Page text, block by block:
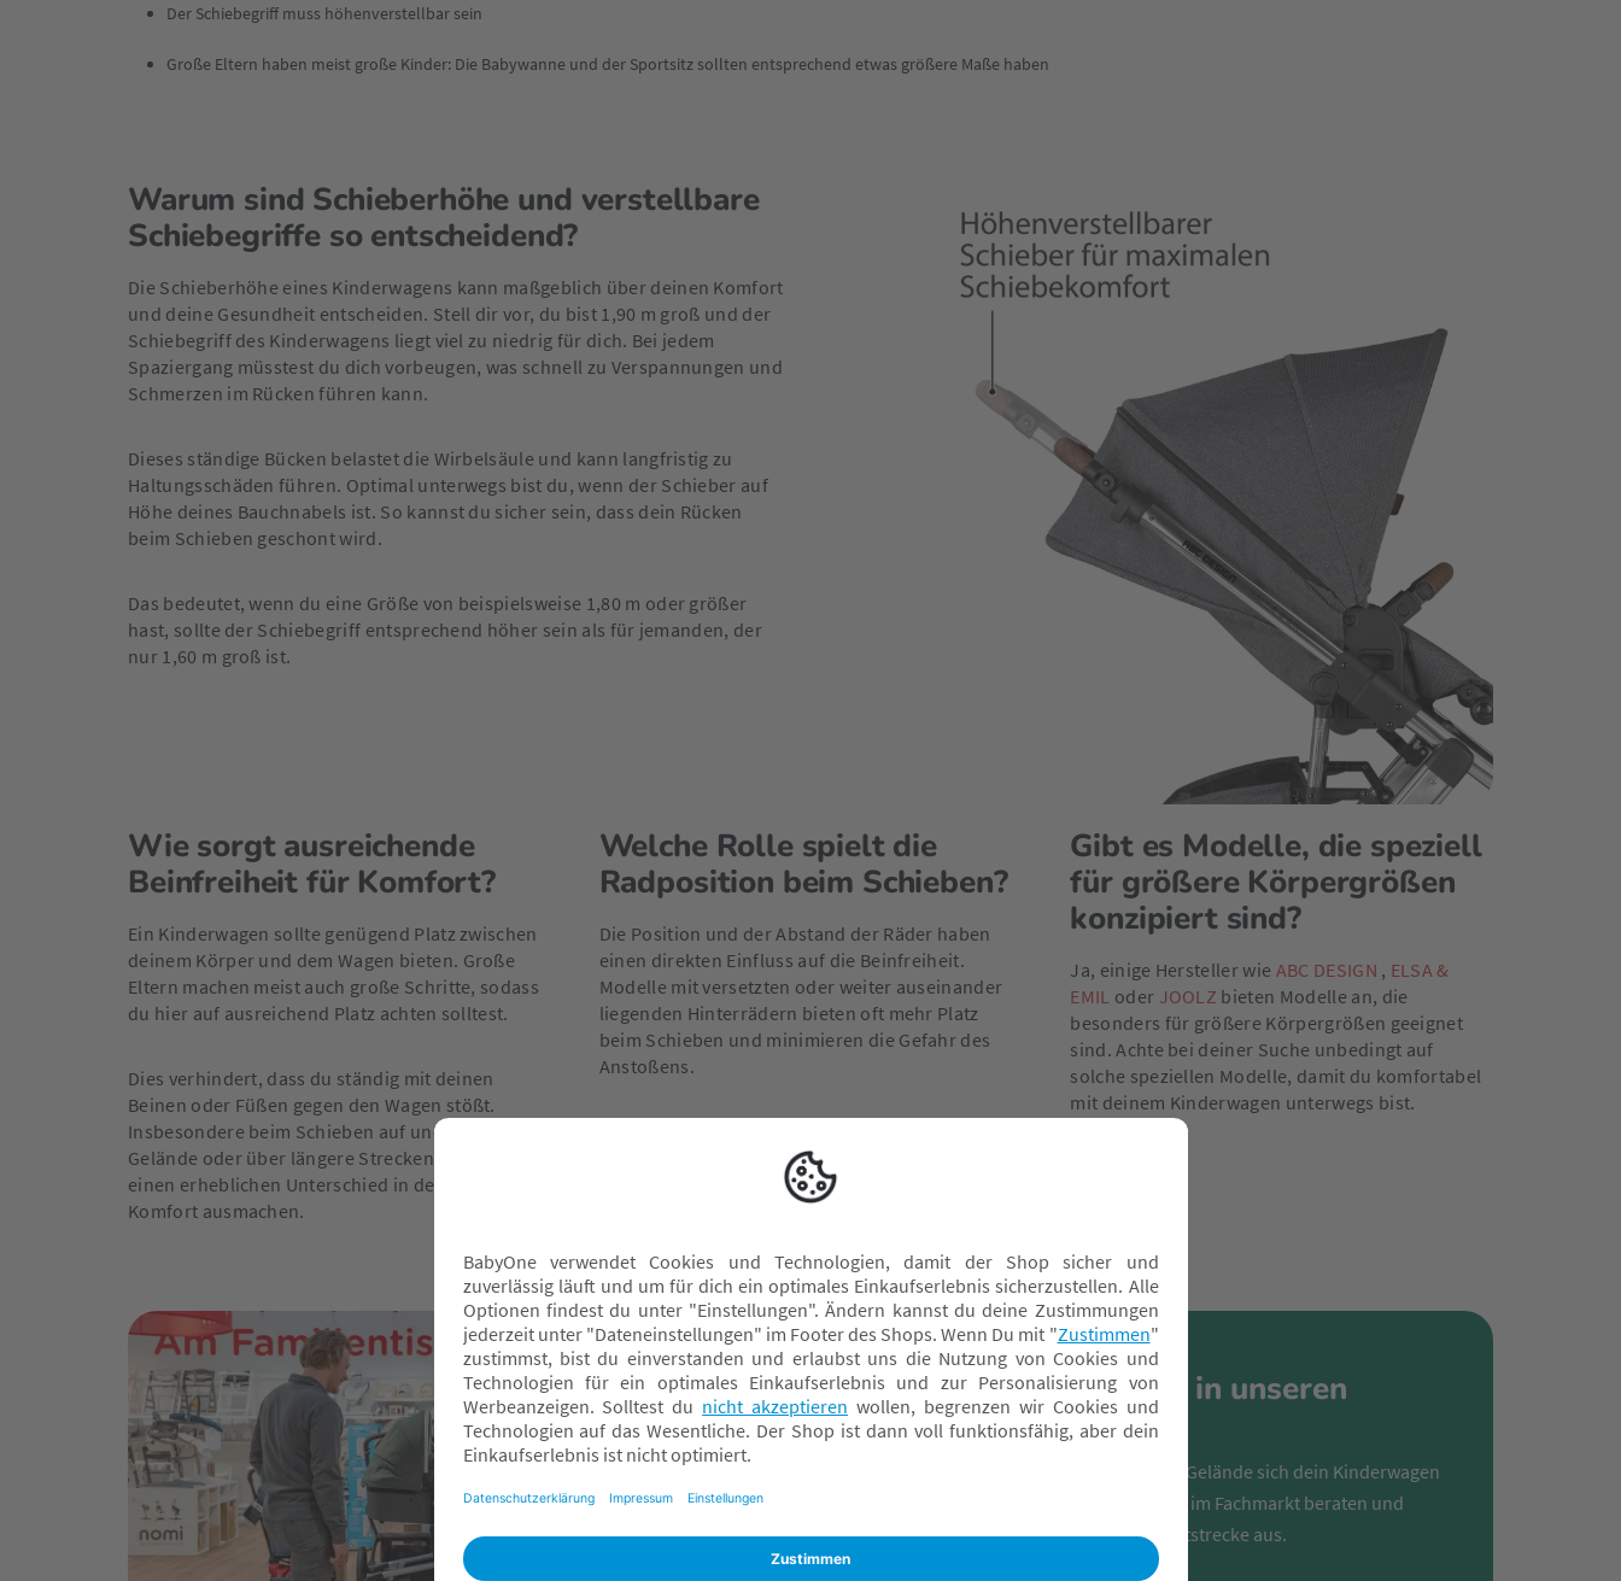
Der Schiebegriff muss höhenverstellbar sein
Große Eltern haben meist große Kinder: Die Babywanne und der Sportsitz sollten entsprechend etwas größere Maße haben
Warum sind Schieberhöhe und verstellbare
Schiebegriffe so entscheidend?
Die Schieberhöhe eines Kinderwagens kann maßgeblich über deinen Komfort
und deine Gesundheit entscheiden. Stell dir vor, du bist 1,90 m groß und der
Schiebegriff des Kinderwagens liegt viel zu niedrig für dich. Bei jedem
Spaziergang müsstest du dich vorbeugen, was schnell zu Verspannungen und
Schmerzen im Rücken führen kann.
Dieses ständige Bücken belastet die Wirbelsäule und kann langfristig zu
Haltungsschäden führen. Optimal unterwegs bist du, wenn der Schieber auf
Höhe deines Bauchnabels ist. So kannst du sicher sein, dass dein Rücken
beim Schieben geschont wird.
Das bedeutet, wenn du eine Größe von beispielsweise 1,80 m oder größer
hast, sollte der Schiebegriff entsprechend höher sein als für jemanden, der
nur 1,60 m groß ist.
Wie sorgt ausreichende
Beinfreiheit für Komfort?
Ein Kinderwagen sollte genügend Platz zwischen
deinem Körper und dem Wagen bieten. Große
Eltern machen meist auch große Schritte, sodass
du hier auf ausreichend Platz achten solltest.
Dies verhindert, dass du ständig mit deinen
Beinen oder Füßen gegen den Wagen stößt.
Insbesondere beim Schieben auf unebenem
Gelände oder über längere Strecken kann dies
einen erheblichen Unterschied in deinem
Komfort ausmachen.
Welche Rolle spielt die
Radposition beim Schieben?
Die Position und der Abstand der Räder haben
einen direkten Einfluss auf die Beinfreiheit.
Modelle mit versetzten oder weiter auseinander
liegenden Hinterrädern bieten oft mehr Platz
beim Schieben und minimieren die Gefahr des
Anstoßens.
Gibt es Modelle, die speziell
für größere Körpergrößen
konzipiert sind?
Ja, einige Hersteller wie ABC DESIGN , ELSA &
EMIL oder JOOLZ bieten Modelle an, die
besonders für größere Körpergrößen geeignet
sind. Achte bei deiner Suche unbedingt auf
solche speziellen Modelle, damit du komfortabel
mit deinem Kinderwagen unterwegs bist.
Teste den Kinderwagen in unseren
Fachmärkten
Kaum etwas entscheidet mehr, für welches Gelände sich dein Kinderwagen
eignet, wie die Räder. Lass dich jetzt vor Ort im Fachmarkt beraten und
probiere den Kinderwagen auf unserer Teststrecke aus.